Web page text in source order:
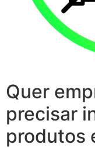
Quer
precisar
produtos